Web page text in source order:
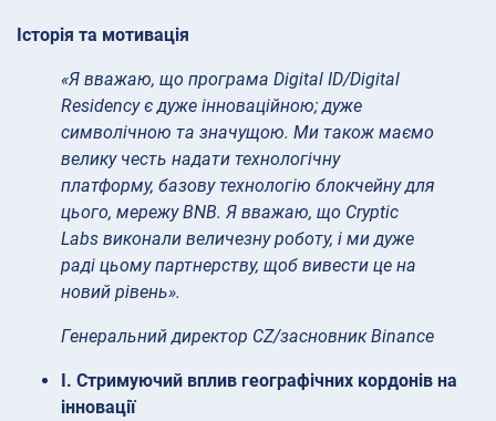
Історія та мотивація
«Я вважаю, що програма Digital ID/Digital
Residency є дуже інноваційною; дуже
символічною та значущою. Ми також маємо
велику честь надати технологічну
платформу, базову технологію блокчейну для
цього, мережу BNB. Я вважаю, що Cryptic
Labs виконали величезну роботу, і ми дуже
раді цьому партнерству, щоб вивести це на
новий рівень».
Генеральний директор CZ/засновник Binance
I. Стримуючий вплив географічних кордонів на
інновації